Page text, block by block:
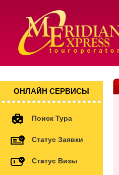
ОНЛАЙН СЕРВИСЫ
Поиск Тура
Статус Заявки
Статус Визы